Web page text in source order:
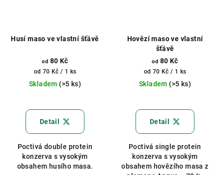
Husí maso ve vlastní šťávě
od 80 Kč
Měrná
cena:
od 70 Kč / 1 ks
Skladem (>5 ks)
Detail
Poctivá double protein
konzerva s vysokým
obsahem husího masa.
Hovězí maso ve vlastní
šťávě
od 80 Kč
Měrná
cena:
od 70 Kč / 1 ks
Skladem (>5 ks)
hodnocení
produktu
z
5
hvězdiček.
Detail
Poctivá single protein
konzerva s vysokým
obsahem hovězího masa z